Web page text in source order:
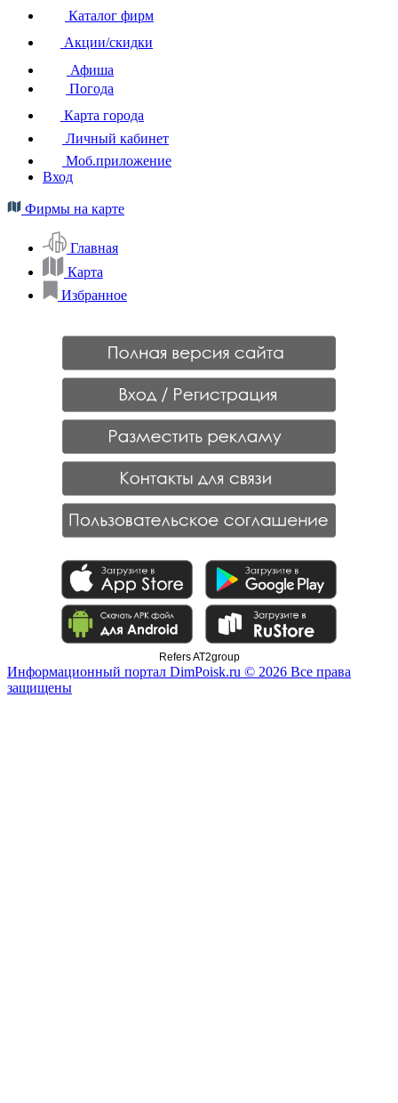
Каталог фирм
Акции/скидки
Афиша
Погода
Карта города
Личный кабинет
Моб.приложение
Вход
Фирмы на карте
Главная
Карта
Избранное
Refers AT2group
Информационный портал DimPoisk.ru © 2026 Все права
защищены